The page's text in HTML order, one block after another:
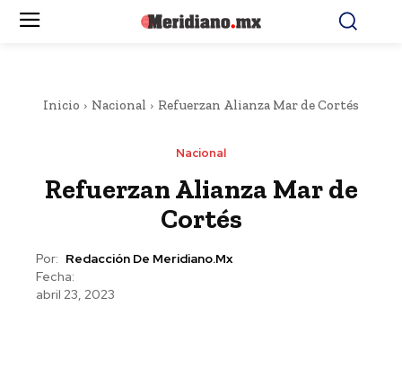
Inicio Nacional Refuerzan Alianza Mar de Cortés
Nacional
Refuerzan Alianza Mar de
Cortés
Por: Redacción De Meridiano.mx
Fecha:
abril 23, 2023